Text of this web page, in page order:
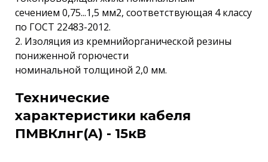
сечением 0,75...1,5 мм2, соответствующая 4 классу
по ГОСТ 22483-2012.
2. Изоляция из кремнийорганической резины
пониженной горючести
номинальной толщиной 2,0 мм.
Технические
характеристики кабеля
ПМВКлнг(A) - 15кВ